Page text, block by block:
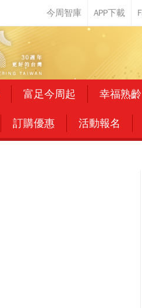
富足今周起 幸福熟齡
訂購優惠 活動報名